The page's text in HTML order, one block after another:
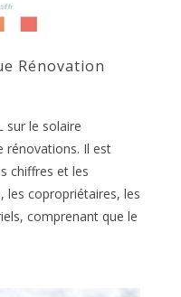
Rénovation
sur le solaire
rénovations. Il est
chiffres et les
les copropriétaires, les
comprenant que le